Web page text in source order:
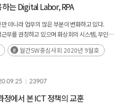
는 Digital Labor, RPA
아니라 업무의 많은 부분이 변화하고 있다.
무를 권장하고 있으며 화상회의 시스템, 무인
트 기술’이 새롭게 떠오르기 시작했다. IT 기업들을
월간SW중심사회 2020년 9월호
23907
에서 본 ICT 정책의 교훈